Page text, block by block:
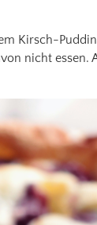
Kirsch-
nicht essen.